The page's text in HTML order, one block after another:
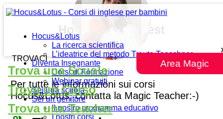
Hocus&Lotus
La ricerca scientifica
L’ideatrice del metodo Traute Taeschner
Diventa Insegnante
Corsi di Formazione
Webinar gratuiti
Sei una scuola
Sei un genitore
Il nostro programma educativo
I nostri corsi
Area Magic
TROVACI
Trova una Scuola
Trova un Corso
Trova una Teacher
Hocus&Lotus Nest
Per tutte le informazioni sui corsi
Hocus&Lotus, contatta la Magic Teacher:-)